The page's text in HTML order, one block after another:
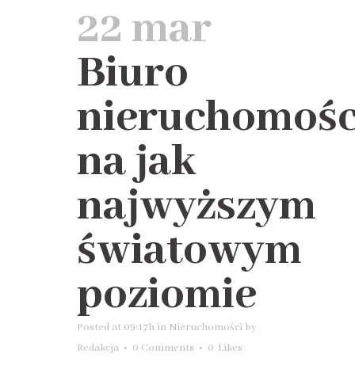
22 mar
Biuro
na jak
najwyższym
światowym
poziomie
Posted at 09:17h in Nieruchomości by
Redakcja
0 Comments 0 Likes